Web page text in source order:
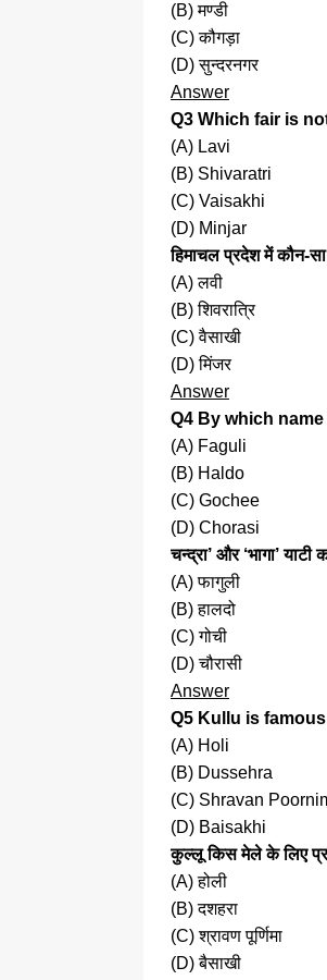
(B) मण्डी
(C) कौगड़ा
(D) सुन्दरनगर
Answer
Q3 Which fair is
(A) Lavi
(B) Shivaratri
(C) Vaisakhi
(D) Minjar
हिमाचल प्रदेश में कौन-सा
(A) लवी
(B) शिवरात्रि
(C) वैसाखी
(D) मिंजर
Answer
Q4 By which name
(A) Faguli
(B) Haldo
(C) Gochee
(D) Chorasi
चन्द्रा’ और ‘भागा’
(A) फागुली
(B) हालदो
(C) गोची
(D) चौरासी
Answer
Q5 Kullu is
(A) Holi
(B) Dussehra
(C) Shravan
(D) Baisakhi
कुल्लू किस मेले के लिए
(A) होली
(B) दशहरा
(C) श्रावण पूर्णिमा
(D) बैसाखी